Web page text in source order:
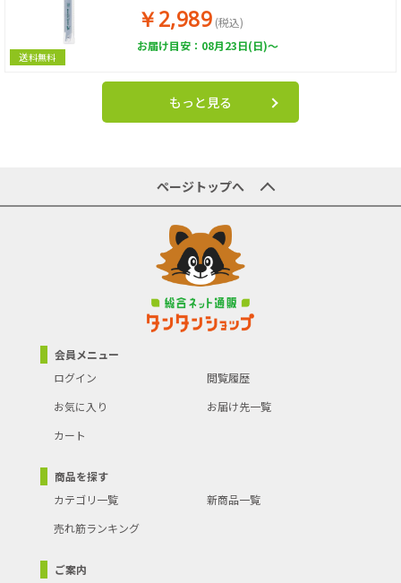
送料無料
￥2,989 (税込)
お届け目安：08月23日(日)～
もっと見る
ページトップへ
会員メニュー
ログイン
閲覧履歴
お気に入り
お届け先一覧
カート
商品を探す
カテゴリ一覧
新商品一覧
売れ筋ランキング
ご案内